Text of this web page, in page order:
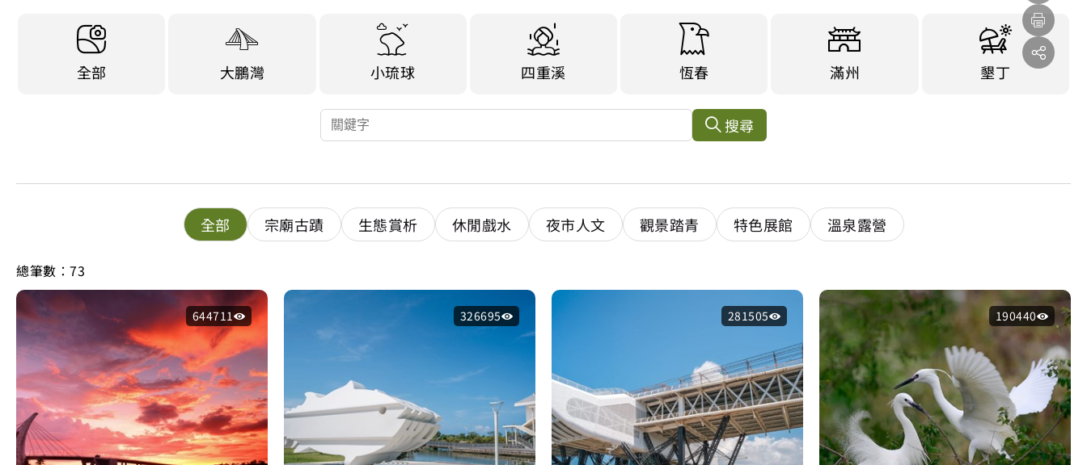
全部 大鵬灣 小琉球 四重溪 恆春 滿州 墾丁
搜尋
全部 宗廟古蹟 生態賞析 休閒戲水 夜市人文 觀景踏青 特色展館 溫泉露營
總筆數：73
644711 326695 281505 190440